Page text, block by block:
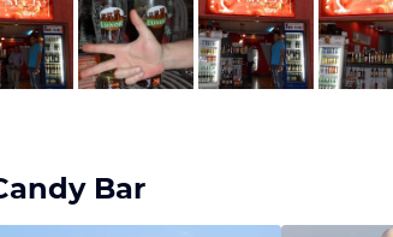
Bar